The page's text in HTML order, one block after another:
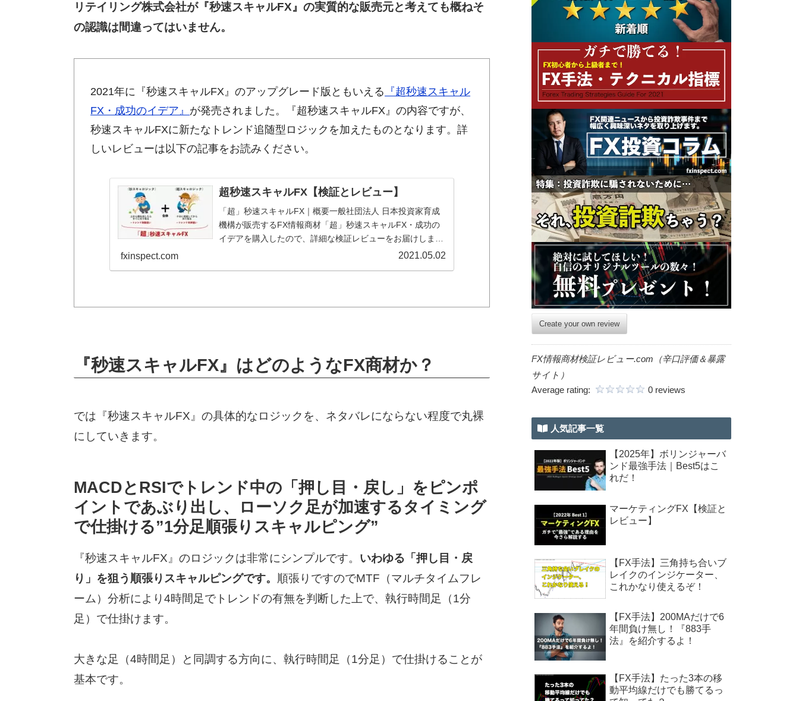
リテイリング株式会社が『秒速スキャルFX』の実質的な販売元と考えても概ねそ
の認識は間違ってはいません。
2021年に『秒速スキャルFX』のアップグレード版ともいえる
『超秒速スキャル
FX・成功のイデア』 が発売されました。『超秒速スキャルFX』の内容ですが、
秒速スキャルFXに新たなトレンド追随型ロジックを加えたものとなります。詳
しいレビューは以下の記事をお読みください。
超秒速スキャルFX【検証とレビュー】
「超」秒速スキャルFX｜概要一般社団法人 日本投資家育成
機構が販売するFX情報商材「超」秒速スキャルFX・成功の
イデアを購入したので、詳細な検証レビューをお届けしま
fxinspect.com 2021.05.02
『秒速スキャルFX』はどのようなFX商材か？
では『秒速スキャルFX』の具体的なロジックを、ネタバレにならない程度で丸裸
にしていきます。
MACDとRSIでトレンド中の「押し目・戻し」をピンポ
イントであぶり出し、ローソク足が加速するタイミング
で仕掛ける”1分足順張りスキャルピング”
『秒速スキャルFX』のロジックは非常にシンプルです。 いわゆる「押し目・戻
り」を狙う順張りスキャルピングです。 順張りですのでMTF（マルチタイムフレ
ーム）分析により4時間足でトレンドの有無を判断した上で、執行時間足（1分
足）で仕掛けます。
大きな足（4時間足）と同調する方向に、執行時間足（1分足）で仕掛けることが
基本です。
Create your own review
FX情報商材検証レビュー.com（辛口評価＆暴露
サイト）
Average rating:
0 reviews
人気記事一覧
【2025年】ボリンジャーバ
ンド最強手法｜Best5はこ
れだ！
マーケティングFX【検証と
レビュー】
【FX手法】三角持ち合いブ
レイクのインジケーター、
これかなり使えるぞ！
【FX手法】200MAだけで6
年間負け無し！『883手
法』を紹介するよ！
【FX手法】たった3本の移
動平均線だけでも勝てるっ